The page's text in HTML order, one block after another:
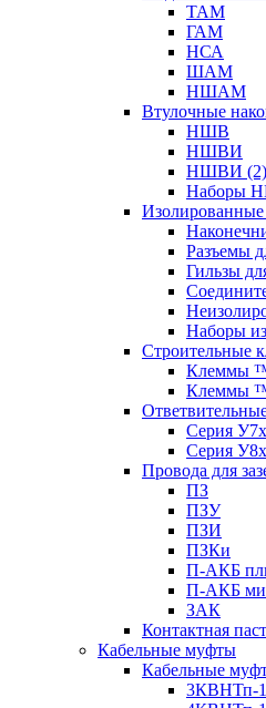
ТАМ
ГАМ
НСА
ШАМ
НШАМ
Втулочные
НШВ
НШВИ
НШВИ (2)
Наборы
Разъемы
Гильзы
Наборы
Строительные
Клеммы
Клеммы
Серия
Серия
Провода для
ПЗ
ПЗУ
ПЗИ
ПЗКи
П-АКБ
П-АКБ
ЗАК
Контактная
Кабельные муфты
Кабельные
3КВНТп-1